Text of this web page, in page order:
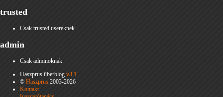
trusted
Csak trusted usereknek
admin
Csak adminoknak
Haszprus überblog v3.1
© Haszprus 2003-2026
Kontakt